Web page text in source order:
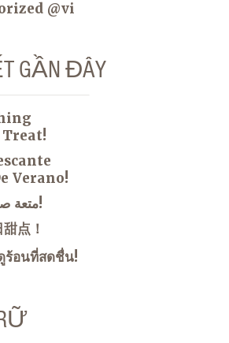
@vi
GẦN ĐÂY
Verano!
متعة صيفية منعشة!
点！
ร้อนที่สดชื่น!